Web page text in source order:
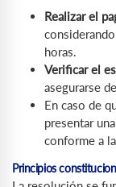
Realizar el
horas.
Verificar el
asegurarse
En caso de
presentar una
conforme a
Principios